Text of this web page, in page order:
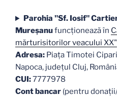
Parohia "Sf. Iosif"
Mureşanufuncţionează în
mărturisitorilor veacului XX"
Adresa: Piaţa Timotei
Napoca, judeţul Cluj,
CUI:7777978
Cont bancar (pentru